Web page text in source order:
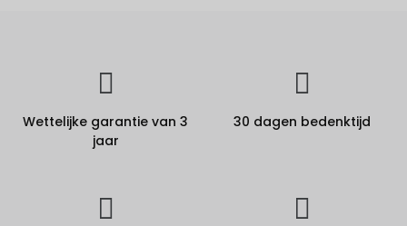
Wettelijke garantie van 3
jaar
30 dagen bedenktijd